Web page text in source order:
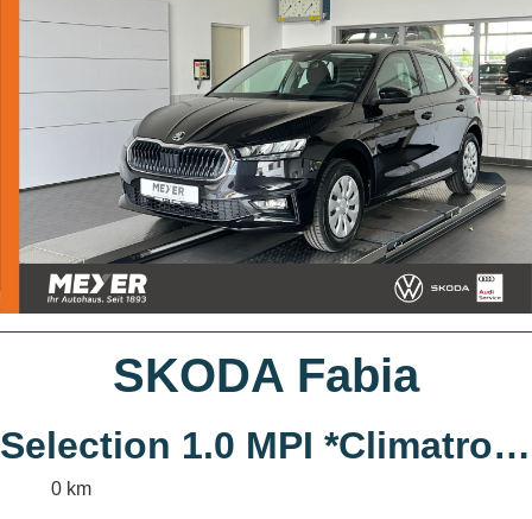
SKODA Fabia
Selection 1.0 MPI *Climatronic, LED, Einp
0 km